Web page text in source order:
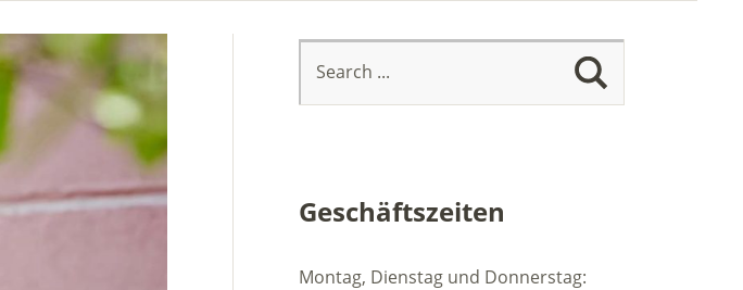
Geschäftszeiten
Montag, Dienstag und Donnerstag: